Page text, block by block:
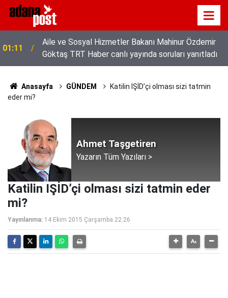
01:11
Aile ve Sosyal Hizmetler Bakanı Mahinur Özdemir
Göktaş TRT Haber canlı yayında soruları yanıtladı
Anasayfa GÜNDEM
Katilin IŞİD’çi olması sizi tatmin
eder mi?
Ahmet Taşgetiren
Yazarın Tüm Yazıları >
Katilin IŞİD’çi olması sizi tatmin eder
mi?
Yayınlanma: 14 Ekim 2015 Çarşamba 22:26